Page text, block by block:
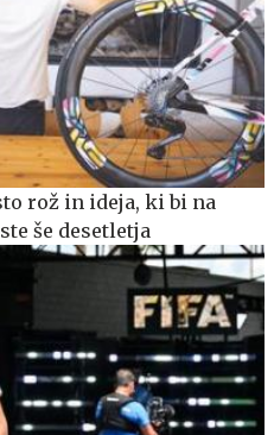
rož in ideja, ki bi na
še desetletja